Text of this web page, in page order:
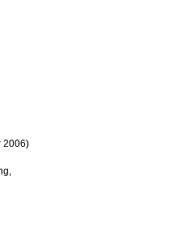
2006)